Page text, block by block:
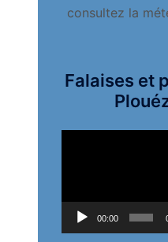
consultez la
Falaises et
00:00